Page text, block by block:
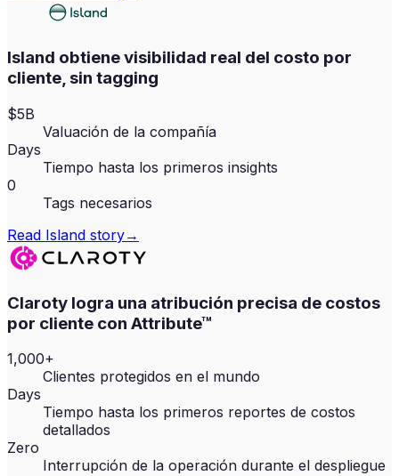
Island obtiene visibilidad real del costo por
cliente, sin tagging
$5B
Valuación de la compañía
Days
Tiempo hasta los primeros insights
0
Tags necesarios
Read Island story→
Claroty logra una atribución precisa de costos
por cliente con Attribute™
1,000+
Clientes protegidos en el mundo
Days
Tiempo hasta los primeros reportes de costos
detallados
Zero
Interrupción de la operación durante el despliegue